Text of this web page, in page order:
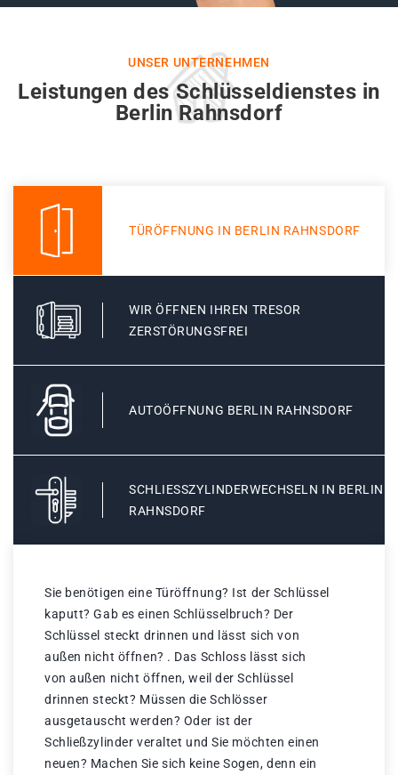
UNSER UNTERNEHMEN
Leistungen des Schlüsseldienstes in
Berlin Rahnsdorf
TÜRÖFFNUNG IN BERLIN RAHNSDORF
WIR ÖFFNEN IHREN TRESOR
ZERSTÖRUNGSFREI
AUTOÖFFNUNG BERLIN RAHNSDORF
SCHLIESSZYLINDERWECHSELN IN BERLIN R
AHNSDORF
Sie benötigen eine Türöffnung? Ist der Schlüssel
kaputt? Gab es einen Schlüsselbruch? Der
Schlüssel steckt drinnen und lässt sich von
außen nicht öffnen? . Das Schloss lässt sich
von außen nicht öffnen, weil der Schlüssel
drinnen steckt? Müssen die Schlösser
ausgetauscht werden? Oder ist der
Schließzylinder veraltet und Sie möchten einen
neuen? Machen Sie sich keine Sogen, denn ein